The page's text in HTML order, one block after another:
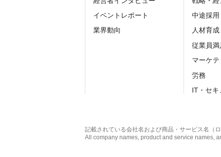
イベントレポート
業界動向
中途採用
人材育成
従業員満
マーケ
労務
IT・セキ
記載されている会社名および商品・サービス名（
All company names, product and service names,